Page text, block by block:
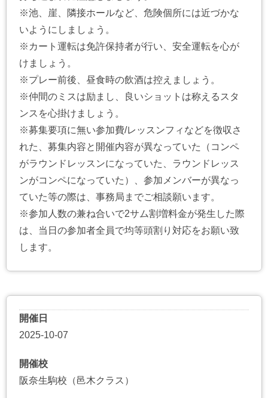
※池、崖、隣接ホールなど、危険個所には近づかな
いようにしましょう。
※カート運転は免許保持者が行い、安全運転を心が
けましょう。
※プレー前後、昼食時の飲酒は控えましょう。
※仲間のミスは励まし、良いショットは称えるスタ
ンスを心掛けましょう。
※募集要項に無い参加費/レッスンフィなどを徴収さ
れた、募集内容と開催内容が異なっていた（コンペ
がラウンドレッスンになっていた、ラウンドレッス
ンがコンペになっていた）、参加メンバーが異なっ
ていた等の際は、事務局までご相談願います。
※参加人数の兼ね合いで2サム割増料金が発生した際
は、当日の参加者全員で均等頭割り対応をお願い致
します。
開催日
2025-10-07
開催校
阪奈生駒校（邑木クラス）